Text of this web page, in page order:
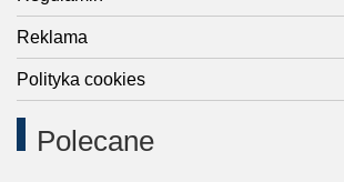
Reklama
Polityka cookies
Polecane